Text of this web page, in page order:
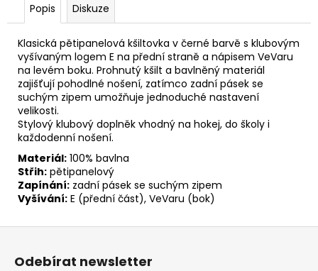
Popis Diskuze
Klasická pětipanelová kšiltovka v černé barvě s klubovým
vyšívaným logem E na přední straně a nápisem VeVaru
na levém boku. Prohnutý kšilt a bavlněný materiál
zajišťují pohodlné nošení, zatímco zadní pásek se
suchým zipem umožňuje jednoduché nastavení
velikosti.
Stylový klubový doplněk vhodný na hokej, do školy i
každodenní nošení.
Materiál: 100% bavlna
Střih: pětipanelový
Zapínání: zadní pásek se suchým zipem
Vyšívání: E (přední část), VeVaru (bok)
PUK
OBOUSTRANNÝ
TROFEJ
2026
199
Kč
Z
Odebírat newsletter